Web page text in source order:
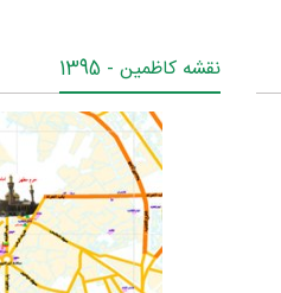
نقشه کاظمین - 1395